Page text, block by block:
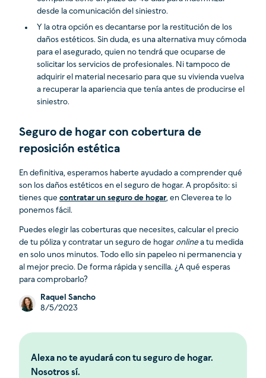
desde la comunicación del siniestro.
Y la otra opción es decantarse por la restitución de los
daños estéticos. Sin duda, es una alternativa muy cómoda
para el asegurado, quien no tendrá que ocuparse de
solicitar los servicios de profesionales. Ni tampoco de
adquirir el material necesario para que su vivienda vuelva
a recuperar la apariencia que tenía antes de producirse el
siniestro.
Seguro de hogar con cobertura de
reposición estética
En definitiva, esperamos haberte ayudado a comprender qué
son los daños estéticos en el seguro de hogar. A propósito: si
tienes que contratar un seguro de hogar, en Cleverea te lo
ponemos fácil.
Puedes elegir las coberturas que necesites, calcular el precio
de tu póliza y contratar un seguro de hogar online a tu medida
en solo unos minutos. Todo ello sin papeleo ni permanencia y
al mejor precio. De forma rápida y sencilla. ¿A qué esperas
para comprobarlo?
Raquel Sancho
8/5/2023
Alexa no te ayudará con tu seguro de hogar.
Nosotros sí.